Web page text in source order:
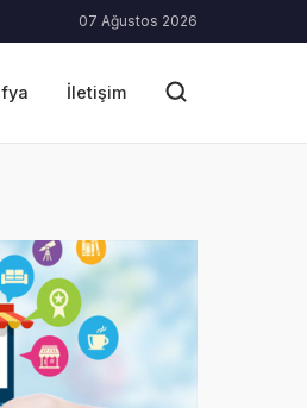
07 Ağustos 2026
İletişim